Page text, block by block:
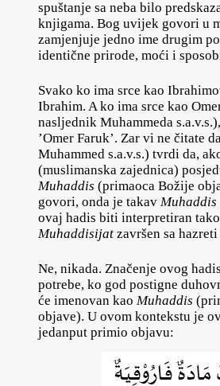
spuštanje sa neba bilo
knjigama. Bog uvijek govori u
zamjenjuje jedno ime drugim
identične prirode, moći i
Svako ko ima srce kao
Ibrahim. A ko ima srce kao
nasljednik Muhammeda
’Omer Faruk’. Zar vi ne čitate da
Muhammed s.a.v.s.) tvrdi da,
(muslimanska zajednica)
Muhaddis (primaoca Božije
govori, onda je takav Muhaddis
ovaj hadis biti interpretiran
Muhaddisijat završen sa
Ne, nikada. Značenje ovog
potrebe, ko god postigne
će imenovan kao Muhaddis
objave). U ovom kontekstu je
jedanput primio objavu: